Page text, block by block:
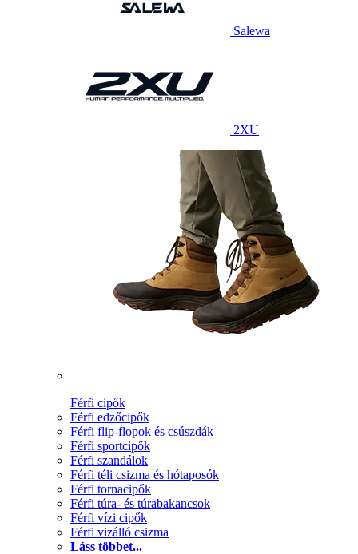
Salewa
2XU
Férfi cipők
Férfi edzőcipők
Férfi flip-flopok és csúszdák
Férfi sportcipők
Férfi szandálok
Férfi téli csizma és hótaposók
Férfi tornacipők
Férfi túra- és túrabakancsok
Férfi vízi cipők
Férfi vizálló csizma
Láss többet...